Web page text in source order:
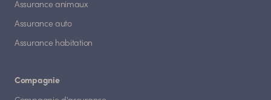
Assurance animaux
Assurance auto
Assurance habitation
Compagnie